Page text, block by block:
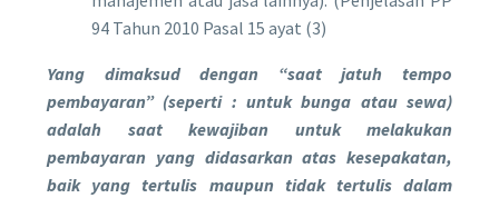
94 Tahun 2010 Pasal 15 ayat (3)
Yang dimaksud dengan “saat jatuh tempo
pembayaran” (seperti : untuk bunga atau sewa)
adalah saat kewajiban untuk melakukan
pembayaran yang didasarkan atas kesepakatan,
baik yang tertulis maupun tidak tertulis dalam